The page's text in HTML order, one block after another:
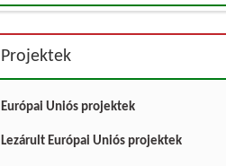
Projektek
Európai Uniós projektek
Lezárult Európai Uniós projektek